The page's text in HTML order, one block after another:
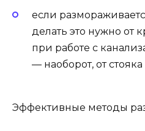
если
делать это нужно от
при работе с
— наоборот, от
Эффективные методы